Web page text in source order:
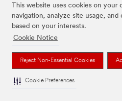
This website uses cookies on your
navigation, analyze site usage,
based on your interests.
Cookie Notice
Reject Non-Essential Cookies
Cookie Preferences